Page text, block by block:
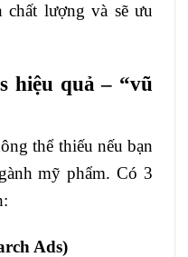
chất lượng và sẽ ưu
hiệu quả – “vũ
thể thiếu nếu bạn
mỹ phẩm. Có 3
Ads)